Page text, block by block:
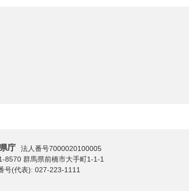
庁
法人番号7000020100005
8570 群馬県前橋市大手町1-1-1
号(代表): 027-223-1111